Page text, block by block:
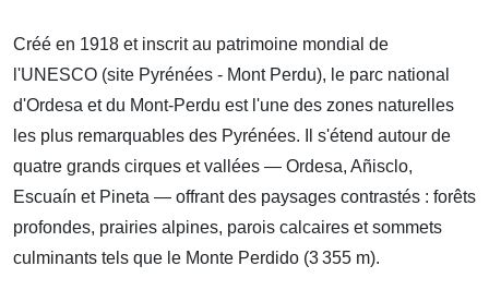
Créé en 1918 et inscrit au patrimoine mondial de
l'UNESCO (site Pyrénées - Mont Perdu), le parc national
d'Ordesa et du Mont-Perdu est l'une des zones naturelles
les plus remarquables des Pyrénées. Il s'étend autour de
quatre grands cirques et vallées — Ordesa, Añisclo,
Escuaín et Pineta — offrant des paysages contrastés : forêts
profondes, prairies alpines, parois calcaires et sommets
culminants tels que le Monte Perdido (3 355 m).